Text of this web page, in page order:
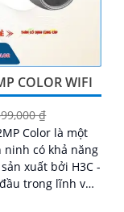
COLOR WIFI
₫
Color là một
có khả năng
xuất bởi H3C -
trong lĩnh vực